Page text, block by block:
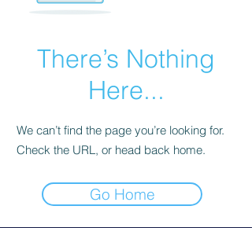
There’s Nothing
Here...
We can’t find the page you’re looking for.
Check the URL, or head back home.
Go Home